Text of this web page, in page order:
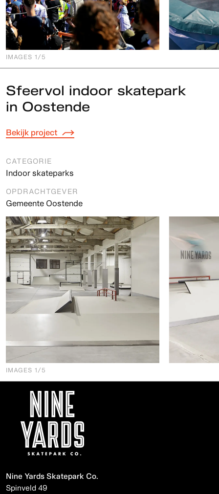
IMAGES 1 /5
Sfeervol indoor skatepark
in Oostende
Bekijk project
CATEGORIE
Indoor skateparks
OPDRACHTGEVER
Gemeente Oostende
IMAGES 1 /5
Nine Yards Skatepark Co.
Spinveld 49